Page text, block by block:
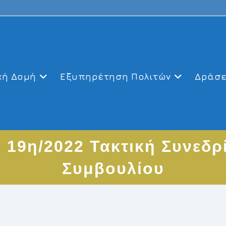
Δομή Εξυπηρέτηση Πολιτών
2022 Τακτική
Συμβουλίου